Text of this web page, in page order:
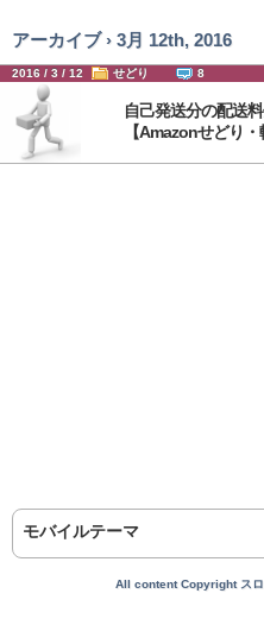
アーカイブ › 3月 12th, 2016
2016 / 3 / 12 せどり 8
自己発送分の配送
【Amazonせどり・
モバイルテーマ
All content Copyright スロ